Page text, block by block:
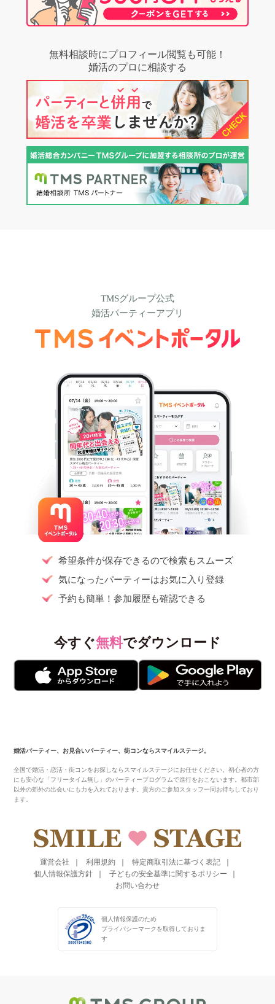
無料相談時にプロフィール閲覧も可能！
婚活のプロに相談する
TMSグループ公式
婚活パーティーアプリ
希望条件が保存できるので検索もスムーズ
気になったパーティーはお気に入り登録
予約も簡単！参加履歴も確認できる
今すぐ無料でダウンロード
婚活パーティー、お見合いパーティー、街コンならスマイルステージ。
全国で婚活・恋活・街コンをお探しならスマイルステージにお任せください。初心者の方
にも安心な「フリータイム無し」のパーティープログラムで進行をおこないます。都市部
以外の郊外の出会いにも力を入れております。貴方のご参加スタッフ一同お待ちしており
ます。
運営会社 利用規約
特定商取引法に基づく表記
個人情報保護方針
子どもの安全基準に関するポリシー
お問い合わせ
個人情報保護のため
プライバシーマークを取得しておりま
す